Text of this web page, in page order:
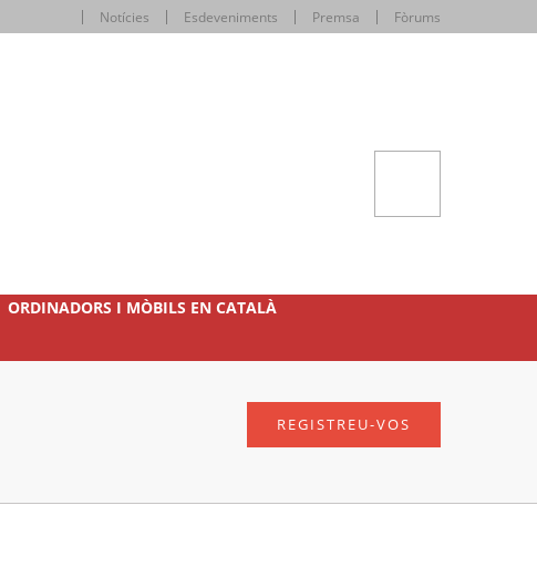
Notícies Esdeveniments Premsa Fòrums
ORDINADORS I MÒBILS EN CATALÀ
REGISTREU-VOS